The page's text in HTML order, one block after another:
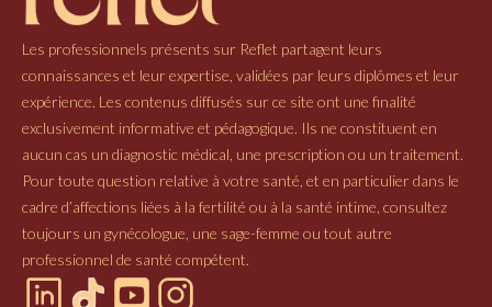
Les professionnels présents sur Reflet partagent leurs
connaissances et leur expertise, validées par leurs diplômes et leur
expérience. Les contenus diffusés sur ce site ont une finalité
exclusivement informative et pédagogique. Ils ne constituent en
aucun cas un diagnostic médical, une prescription ou un traitement.
Pour toute question relative à votre santé, et en particulier dans le
cadre d’affections liées à la fertilité ou à la santé intime, consultez
toujours un gynécologue, une sage-femme ou tout autre
professionnel de santé compétent.